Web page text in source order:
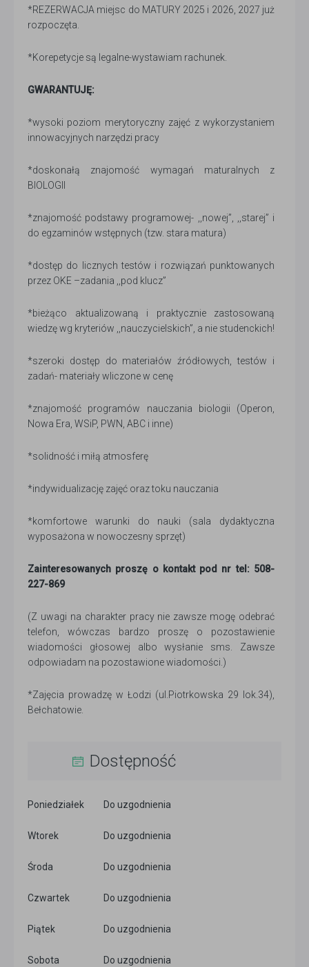
*REZERWACJA miejsc do MATURY 2025 i 2026, 2027 już
rozpoczęta.
*Korepetycje są legalne-wystawiam rachunek.
GWARANTUJĘ:
*wysoki poziom merytoryczny zajęć z wykorzystaniem
innowacyjnych narzędzi pracy
*doskonałą znajomość wymagań maturalnych z
BIOLOGII
*znajomość podstawy programowej- ,,nowej”, ,,starej” i
do egzaminów wstępnych (tzw. stara matura)
*dostęp do licznych testów i rozwiązań punktowanych
przez OKE –zadania ,,pod klucz”
*bieżąco aktualizowaną i praktycznie zastosowaną
wiedzę wg kryteriów ,,nauczycielskich”, a nie studenckich!
*szeroki dostęp do materiałów źródłowych, testów i
zadań- materiały wliczone w cenę
*znajomość programów nauczania biologii (Operon,
Nowa Era, WSiP, PWN, ABC i inne)
*solidność i miłą atmosferę
*indywidualizację zajęć oraz toku nauczania
*komfortowe warunki do nauki (sala dydaktyczna
wyposażona w nowoczesny sprzęt)
Zainteresowanych proszę o kontakt pod nr tel: 508-
227-869
(Z uwagi na charakter pracy nie zawsze mogę odebrać
telefon, wówczas bardzo proszę o pozostawienie
wiadomości głosowej albo wysłanie sms. Zawsze
odpowiadam na pozostawione wiadomości.)
*Zajęcia prowadzę w Łodzi (ul.Piotrkowska 29 lok.34),
Bełchatowie.
Dostępność
Poniedziałek Do uzgodnienia
Wtorek Do uzgodnienia
Środa Do uzgodnienia
Czwartek Do uzgodnienia
Piątek Do uzgodnienia
Sobota Do uzgodnienia